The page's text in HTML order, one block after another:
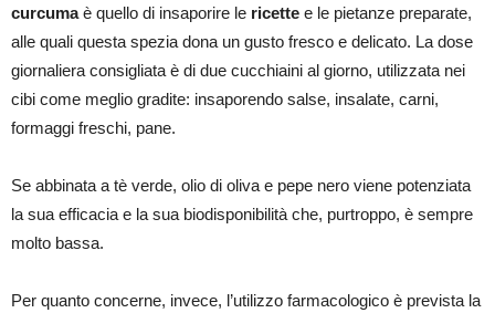
curcumaè quello di insaporire le ricette e le pietanze preparate,
alle quali questa spezia dona un gusto fresco e delicato. La dose
giornaliera consigliata è di due cucchiaini al giorno, utilizzata nei
cibi come meglio gradite: insaporendo salse, insalate, carni,
formaggi freschi, pane.
Se abbinata a tè verde, olio di oliva e pepe nero viene potenziata
la sua efficacia e la sua biodisponibilità che, purtroppo, è sempre
molto bassa.
Per quanto concerne, invece, l’utilizzo farmacologico è prevista la